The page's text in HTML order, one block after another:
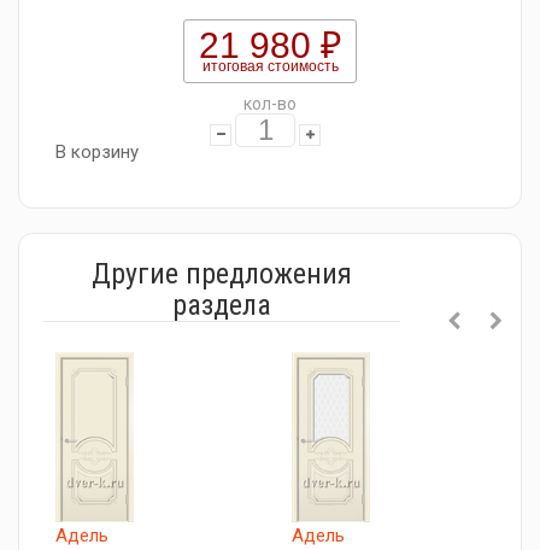
21 980 ₽
итоговая стоимость
кол-во
В корзину
Другие предложения
раздела
Адель
Адель